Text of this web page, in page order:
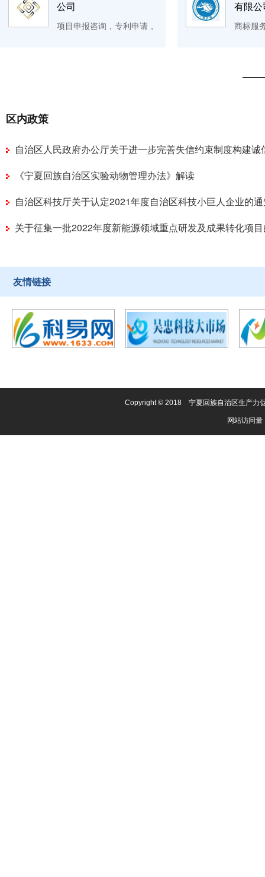
公司
项目申报咨询，专利申请，
有限公
商标服
区内政策
自治区人民政府办公厅关于进一步完善失信约束制度构建诚
设长效机制的实施意见
《宁夏回族自治区实验动物管理办法》解读
自治区科技厅关于认定2021年度自治区科技小巨人企业的
关于征集一批2022年度新能源领域重点研发及成果转化项
友情链接
Copyright © 2018 宁夏回族自治区生产
网站访问量